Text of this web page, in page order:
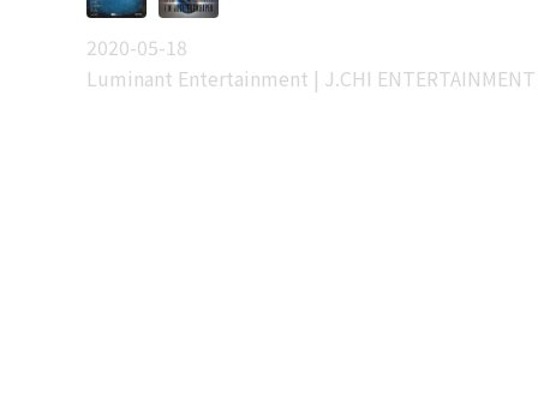
2020-05-18
Luminant Entertainment | J.CHI ENTERTAINMENT